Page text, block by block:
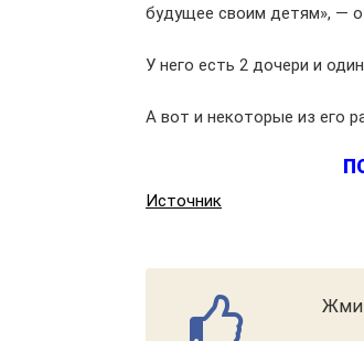
будущее своим детям», —
У него есть 2 дочери и
А вот и некоторые из его
Источник
Жми